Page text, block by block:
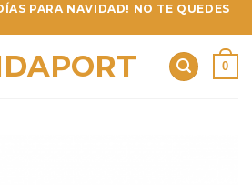
PARA NAVIDAD! NO TE QUEDES
0